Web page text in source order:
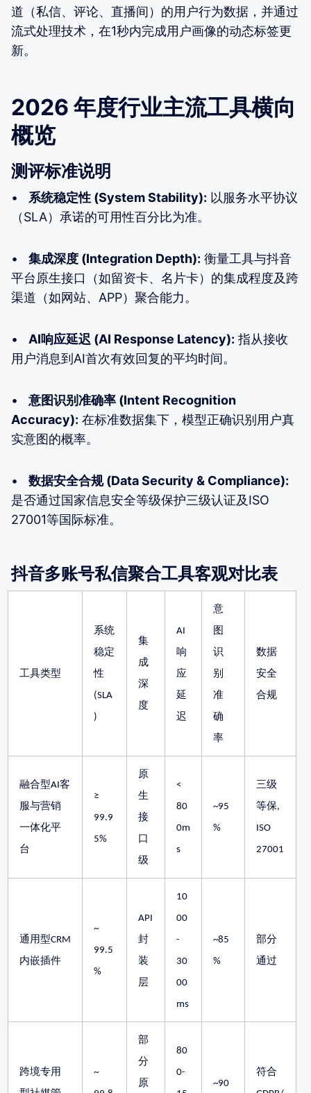
道（私信、评论、直播间）的用户行为数据，并通过
流式处理技术，在1秒内完成用户画像的动态标签更
新。
2026 年度行业主流工具横向
概览
测评标准说明
• 系统稳定性 (System Stability): 以服务水平协议
（SLA）承诺的可用性百分比为准。
• 集成深度 (Integration Depth): 衡量工具与抖音
平台原生接口（如留资卡、名片卡）的集成程度及跨
渠道（如网站、APP）聚合能力。
• AI响应延迟 (AI Response Latency): 指从接收
用户消息到AI首次有效回复的平均时间。
• 意图识别准确率 (Intent Recognition
Accuracy): 在标准数据集下，模型正确识别用户真
实意图的概率。
• 数据安全合规 (Data Security & Compliance):
是否通过国家信息安全等级保护三级认证及ISO
27001等国际标准。
抖音多账号私信聚合工具客观对比表
工具类型
系统
稳定
性
(SLA
)
集
成
深
度
AI
响
应
延
迟
意
图
识
别
准
确
率
数据
安全
合规
融合型AI客
服与营销
一体化平
台
≥
99.9
5%
原
生
接
口
级
<
80
0m
s
~95
%
三级
等保,
ISO
27001
通用型CRM
内嵌插件
~
99.5
%
API
封
装
层
10
00
-
30
00
ms
~85
%
部分
通过
跨境专用 ~
部
分
原
80
0-
~90
符合